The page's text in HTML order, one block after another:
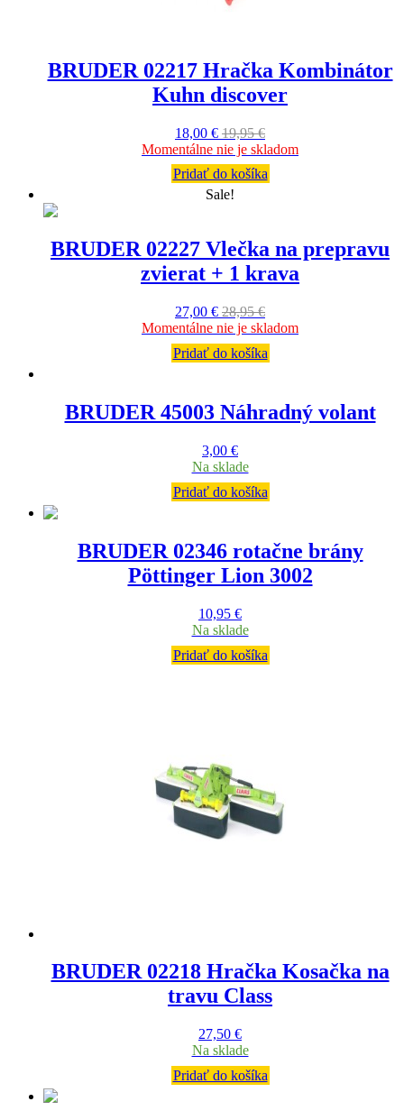
BRUDER 02217 Hračka Kombinátor
Kuhn discover
18,00 € 19,95€
Momentálne nie je skladom
Pridať do košíka
Sale!
BRUDER 02227 Vlečka na prepravu
zvierat + 1 krava
27,00 € 28,95€
Momentálne nie je skladom
Pridať do košíka
BRUDER 45003 Náhradný volant
3,00 €
Na sklade
Pridať do košíka
BRUDER 02346 rotačne brány
Pöttinger Lion 3002
10,95 €
Na sklade
Pridať do košíka
BRUDER 02218 Hračka Kosačka na
travu Class
27,50 €
Na sklade
Pridať do košíka